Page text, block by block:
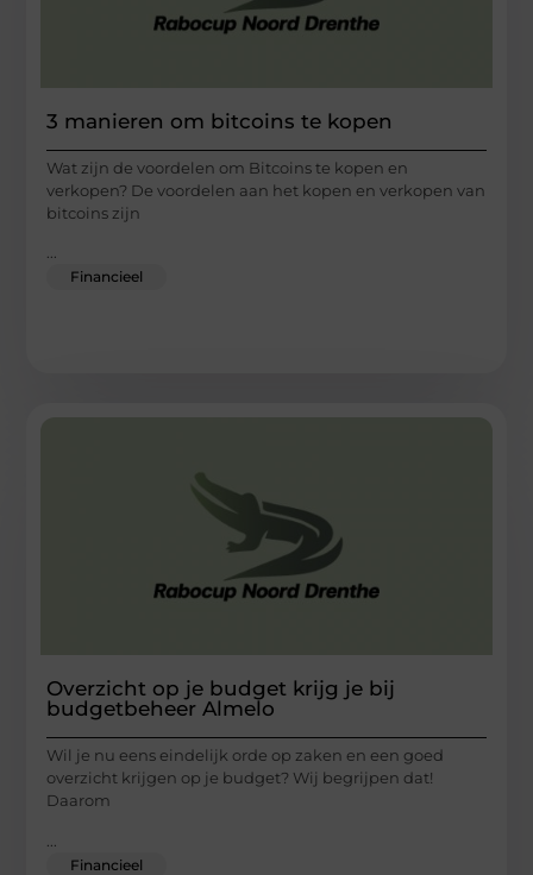
3 manieren om bitcoins te kopen
Wat zijn de voordelen om Bitcoins te kopen en
verkopen? De voordelen aan het kopen en verkopen van
bitcoins zijn
...
Financieel
Overzicht op je budget krijg je bij
budgetbeheer Almelo
Wil je nu eens eindelijk orde op zaken en een goed
overzicht krijgen op je budget? Wij begrijpen dat!
Daarom
Financieel